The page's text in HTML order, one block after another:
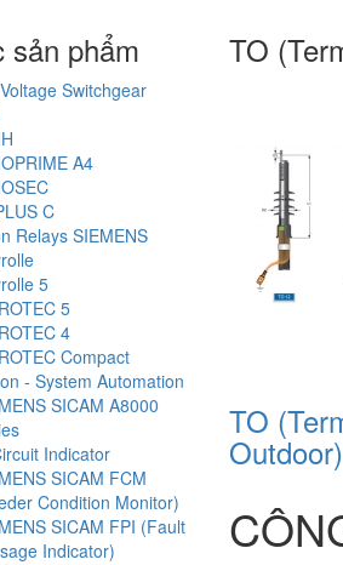
sản phẩm
Switchgear
A4
C
Relays SIEMENS
5
5
4
Compact
- System Automation
SICAM A8000
Indicator
SICAM FCM
Condition Monitor)
SICAM FPI (Fault
Indicator)
TO
TO
Outdoor)